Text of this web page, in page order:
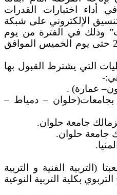
أداء اختبارات القدرات
الإلكتروني على شبكة
وذلك في الفترة من يوم
السبت الموافق 15/ 7 /2023 حتى يوم الخميس الموافق
التي يشترط القبول بها
بجامعات(حلوان – دمياط –
(التربية الفنية و التربية
بكلية التربية النوعية